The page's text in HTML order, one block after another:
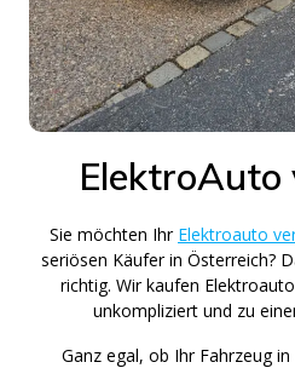
ElektroAuto
Sie möchten Ihr Elektroauto
seriösen Käufer in Österreich?
richtig. Wir kaufen
unkompliziert und zu
Ganz egal, ob Ihr Fahrzeug